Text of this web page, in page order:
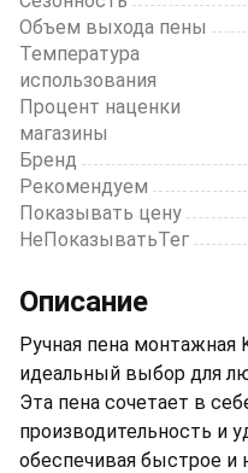
Объем выхода пены
Температура
использования
Процент наценки
магазины
Бренд
Рекомендуем
Показывать цену
НеПоказыватьТег
Описание
Ручная пена монтажная
идеальный выбор для
Эта пена сочетает в
производительность и
обеспечивая быстрое и